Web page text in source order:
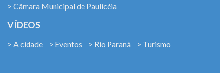
> Câmara Municipal de Paulicéia
VÍDEOS
> A cidade > Eventos > Rio Paraná > Turismo